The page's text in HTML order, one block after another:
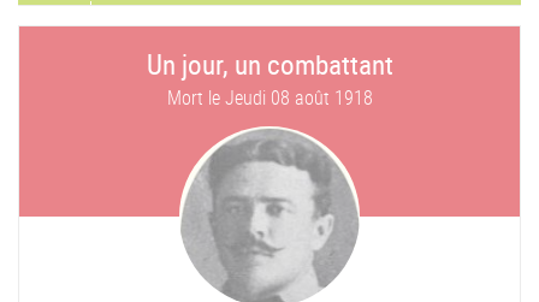
Un jour, un combattant
Mort leJeudi 08 août 1918